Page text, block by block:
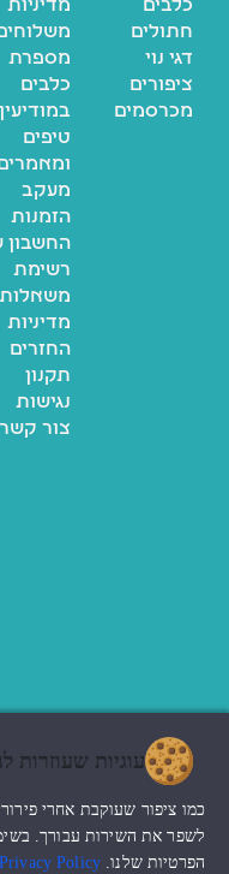
כלבים
חתולים
דגי נוי
ציפורים
מכרסמים
מדיניות
מספרת
כלבים
במודיעין
טיפים
מעקב
הזמנות
החשבון
רשימת
משאלות
מדיניות
החזרים
תקנון
נגישות
צור קשר
© כל הזכויות שמורות לzoo
החנות שלי
עיצוב האתר ndesign
עוגיות שעוזרות
כמו ציפור שעוקבת אחרי
לשפר את השירות עבורך.
הפרטיות שלנו. Privacy Policy